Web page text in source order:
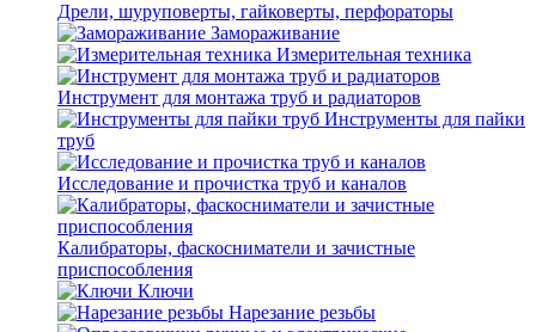
Дрели, шуруповерты, гайковерты, перфораторы
Замораживание
Измерительная техника
Инструмент для монтажа труб и радиаторов
Инструменты для пайки
труб
Исследование и прочистка труб и каналов
Калибраторы, фаскосниматели и зачистные
приспособления
Ключи
Нарезание резьбы